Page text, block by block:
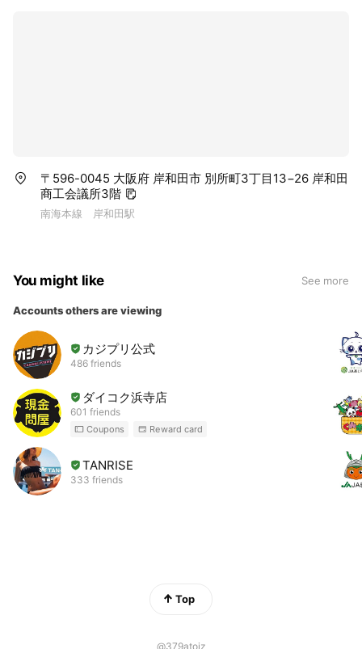
〒596-0045 大阪府 岸和田市 別所町3丁目13−26 岸和田
商工会議所3階
南海本線 岸和田駅
You might like See more
Accounts others are viewing
カジプリ公式
486 friends
ダイコク浜寺店
601 friends
Coupons Reward card
TANRISE
333 friends
Top
@379atoiz